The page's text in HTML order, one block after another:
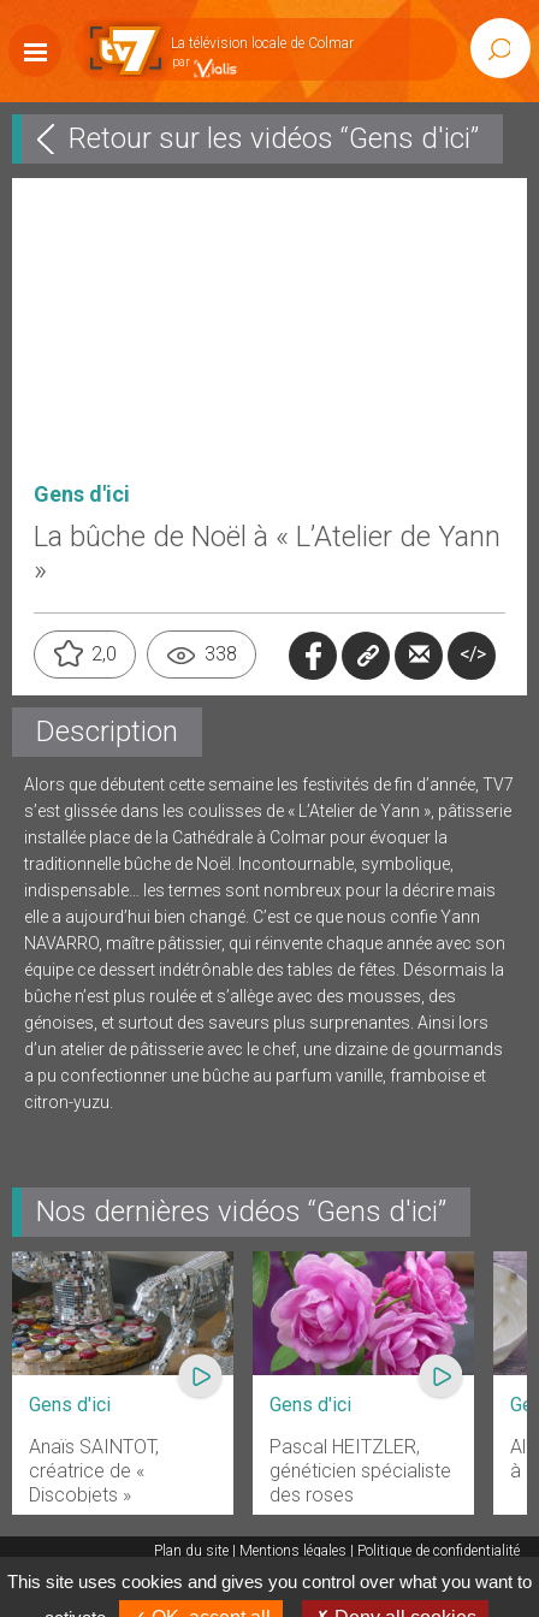
contenuAfficher
la
navigation
La télévision locale de Colmar
Retour sur les vidéos “Gens d'ici”
Gens d'ici
La bûche de Noël à « L’Atelier de Yann
»
</>
2,0 338
Description
Alors que débutent cette semaine les festivités de fin d’année, TV7
s’est glissée dans les coulisses de « L’Atelier de Yann », pâtisserie
installée place de la Cathédrale à Colmar pour évoquer la
traditionnelle bûche de Noël. Incontournable, symbolique,
indispensable…
les termes sont nombreux pour la décrire mais
elle a aujourd’hui bien changé. C’est ce que nous confie Yann
NAVARRO, maître pâtissier, qui réinvente chaque année avec son
équipe ce dessert indétrônable des tables de fêtes. Désormais la
bûche n’est plus roulée et s’allège avec des mousses, des
génoises, et surtout des saveurs plus surprenantes. Ainsi lors
d’un atelier de pâtisserie avec le chef, une dizaine de gourmands
a pu confectionner une bûche au parfum vanille, framboise et
citron-yuzu.
Nos dernières vidéos “Gens d'ici”
Gens d'ici
Anaïs SAINTOT,
créatrice de «
Discobjets »
Gens d'ici
Pascal HEITZLER,
généticien spécialiste
des roses
à
Plan du site Mentions légales
Politique de confidentialité
Gestion des cookies
HDR COMMUNICATIONS
© 2015
This site uses cookies and gives you control over what you want to